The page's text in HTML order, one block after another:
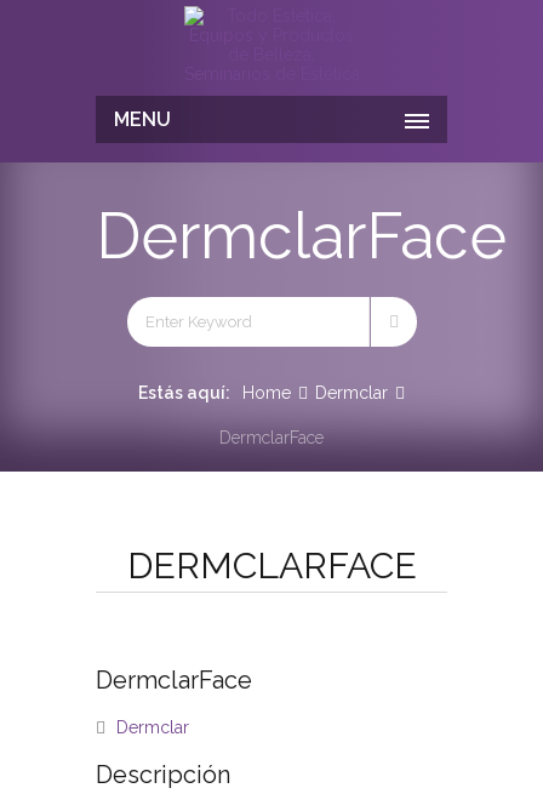
MENU
DermclarFace
Estás aquí: Home Dermclar
DermclarFace
DERMCLARFACE
DermclarFace
Dermclar
Descripción